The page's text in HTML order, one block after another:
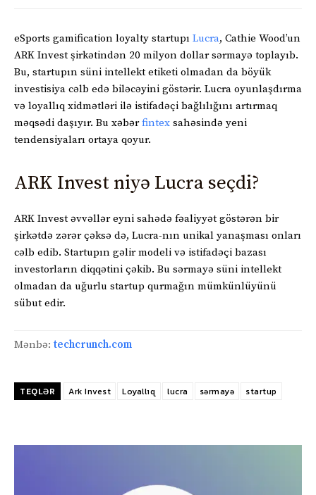
eSports gamification loyalty startupı Lucra, Cathie Wood’un
ARK Invest şirkətindən 20 milyon dollar sərmayə toplayıb.
Bu, startupın süni intellekt etiketi olmadan da böyük
investisiya cəlb edə biləcəyini göstərir. Lucra oyunlaşdırma
və loyallıq xidmətləri ilə istifadəçi bağlılığını artırmaq
məqsədi daşıyır. Bu xəbərfintex sahəsində yeni
tendensiyaları ortaya qoyur.
ARK Invest niyə Lucra seçdi?
ARK Invest əvvəllər eyni sahədə fəaliyyət göstərən bir
şirkətdə zərər çəksə də, Lucra-nın unikal yanaşması onları
cəlb edib. Startupın gəlir modeli və istifadəçi bazası
investorların diqqətini çəkib. Bu sərmayə süni intellekt
olmadan da uğurlu startup qurmağın mümkünlüyünü
sübut edir.
Mənbə: techcrunch.com
TEQLƏR Ark Invest Loyallıq lucra sərmayə startup